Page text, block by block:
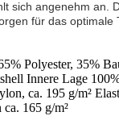
sich angenehm an.
für das optimale
Polyester, 35%
Innere Lage
ca. 195 g/m²
ca. 165 g/m²